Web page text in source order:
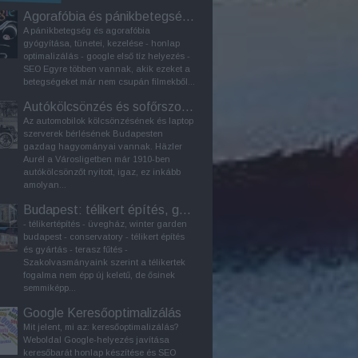
Agorafóbia és pánikbetegség kezelése
A pánikbetegség és agorafóbia
gyógyítása, tünetei, kezelése - honlap
optimalizálás - google első tíz helyezés -
SEO Egyre többen vannak, akik ezeket a
betegségeket már nem csupán filmekből...
Autókölcsönzés és sofőrszolgálat Budapesten
Az automobilok kölcsönzésének és laptop
szerverek bérlésének Budapesten
gazdag hagyományai vannak. Häzler
Aurél a Városligetben már 1910-ben
autókölcsönzőt nyitott, igaz, ez inkább
amolyan...
Budapest: télikert építés, gyártás
- télikertépítés - üvegház, winter garden
budapest - conservatory - télikert építés
és gyártás - terasz fűtés -
Szakolvasmányaink szerint a télikertek
fogalma nem épp új keletű, de ősinek
semmiképp...
Google Keresőoptimalizálás
Mit jelent, mi az: keresőoptimalizálás?
Weboldal Google-helyezés javítása
keresőbarát honlap készítése és SEO